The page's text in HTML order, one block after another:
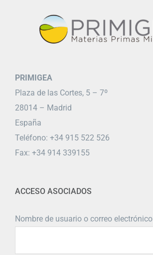
PRIMIGEA
Plaza de las Cortes, 5 – 7º
28014 – Madrid
España
Teléfono: +34 915 522 526
Fax: +34 914 339155
ACCESO ASOCIADOS
Nombre de usuario o correo electrónico